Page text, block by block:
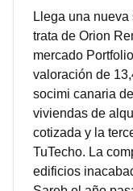
Llega una
trata de Orion
mercado
valoración de
socimi canaria
viviendas de
cotizada y la
TuTecho. La
edificios